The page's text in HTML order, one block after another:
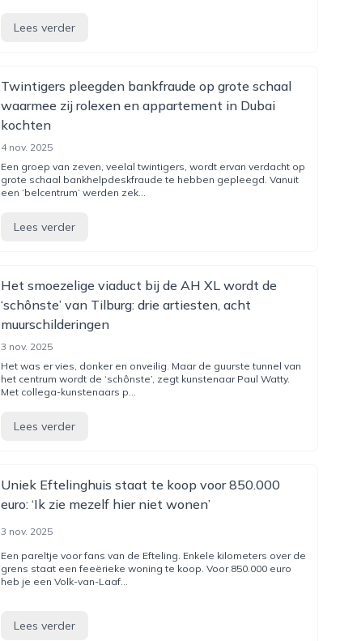
Lees verder
Twintigers pleegden bankfraude op grote schaal
waarmee zij rolexen en appartement in Dubai
kochten
4 nov. 2025
Een groep van zeven, veelal twintigers, wordt ervan verdacht op
grote schaal bankhelpdeskfraude te hebben gepleegd. Vanuit
een ‘belcentrum’ werden zek...
Lees verder
Het smoezelige viaduct bij de AH XL wordt de
‘schônste’ van Tilburg: drie artiesten, acht
muurschilderingen
3 nov. 2025
Het was er vies, donker en onveilig. Maar de guurste tunnel van
het centrum wordt de ‘schônste’, zegt kunstenaar Paul Watty.
Met collega-kunstenaars p...
Lees verder
Uniek Eftelinghuis staat te koop voor 850.000
euro: ‘Ik zie mezelf hier niet wonen’
3 nov. 2025
Een pareltje voor fans van de Efteling. Enkele kilometers over de
grens staat een feeërieke woning te koop. Voor 850.000 euro
heb je een Volk-van-Laaf...
Lees verder